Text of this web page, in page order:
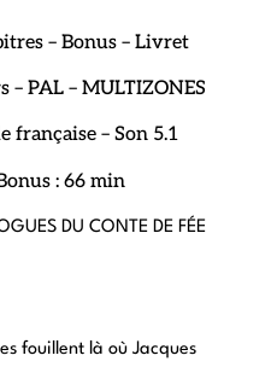
– Bonus – Livret
PAL – MULTIZONES
française – Son 5.1
: 66 min
DU CONTE DE FÉE
fouillent là où Jacques